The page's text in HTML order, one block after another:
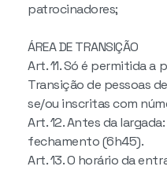
patrocinadores;
ÁREA DE TRANSIÇÃO
Art. 11. Só é permitida a
Transição de pessoas
se/ou inscritas com
Art. 12. Antes da
fechamento (6h45).
Art. 13. O horário da